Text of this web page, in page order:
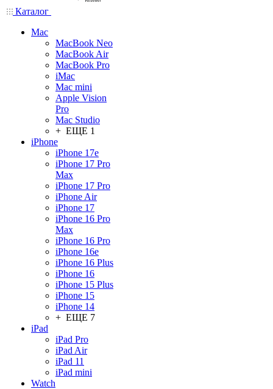
Каталог
Mac
MacBook Neo
MacBook Air
MacBook Pro
iMac
Mac mini
Apple Vision
Pro
Mac Studio
+ ЕЩЕ 1
iPhone
iPhone 17e
iPhone 17 Pro
Max
iPhone 17 Pro
iPhone Air
iPhone 17
iPhone 16 Pro
Max
iPhone 16 Pro
iPhone 16e
iPhone 16 Plus
iPhone 16
iPhone 15 Plus
iPhone 15
iPhone 14
+ ЕЩЕ 7
iPad
iPad Pro
iPad Air
iPad 11
iPad mini
Watch